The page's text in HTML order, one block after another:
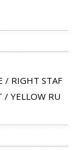
/ RIGHT STAF
/ YELLOW RU